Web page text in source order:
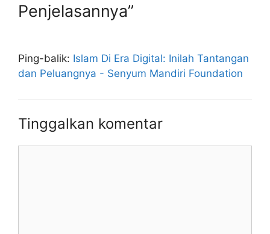
Penjelasannya”
Ping-balik: Islam Di Era Digital: Inilah Tantangan
dan Peluangnya - Senyum Mandiri Foundation
Tinggalkan komentar